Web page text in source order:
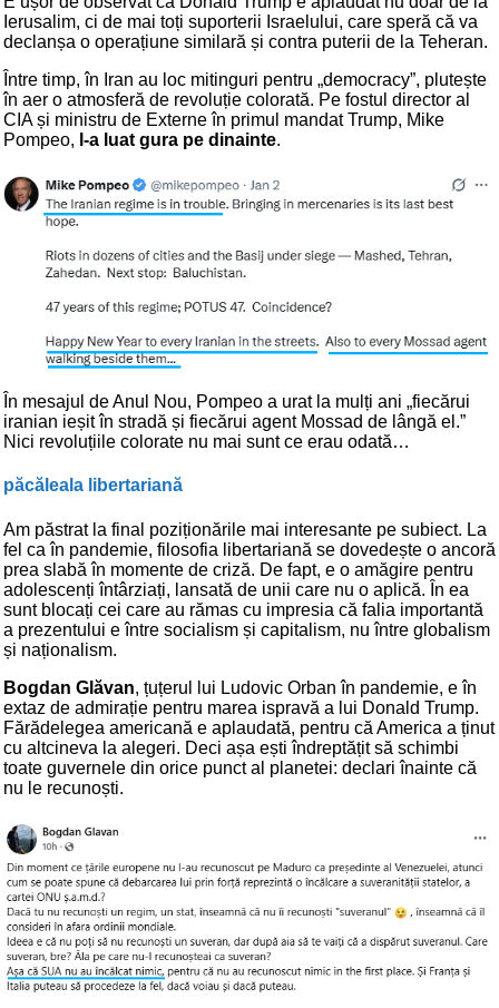
Ierusalim, ci de mai toți suporterii Israelului, care speră că va
declanșa o operațiune similară și contra puterii de la Teheran.
Între timp, în Iran au loc mitinguri pentru „democracy”, plutește
în aer o atmosferă de revoluție colorată. Pe fostul director al
CIA și ministru de Externe în primul mandat Trump, Mike
Pompeo, l-a luat gura pe dinainte.
În mesajul de Anul Nou, Pompeo a urat la mulți ani „fiecărui
iranian ieșit în stradă și fiecărui agent Mossad de lângă el.”
Nici revoluțiile colorate nu mai sunt ce erau odată…
păcăleala libertariană
Am păstrat la final poziționările mai interesante pe subiect. La
fel ca în pandemie, filosofia libertariană se dovedește o ancoră
prea slabă în momente de criză. De fapt, e o amăgire pentru
adolescenți întârziați, lansată de unii care nu o aplică. În ea
sunt blocați cei care au rămas cu impresia că falia importantă
a prezentului e între socialism și capitalism, nu între globalism
și naționalism.
Bogdan Glăvan, țuțerul lui Ludovic Orban în pandemie, e în
extaz de admirație pentru marea ispravă a lui Donald Trump.
Fărădelegea americană e aplaudată, pentru că America a ținut
cu altcineva la alegeri. Deci așa ești îndreptățit să schimbi
toate guvernele din orice punct al planetei: declari înainte că
nu le recunoști.